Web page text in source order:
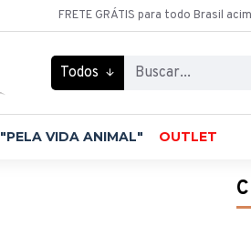
FRETE GRÁTIS para todo Brasil
Todos
"PELA VIDA ANIMAL" OUTLET